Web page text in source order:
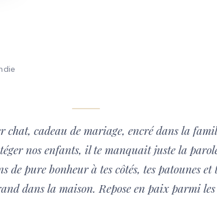
cadeau de mariage, encré dans la
nos enfants, il te manquait juste la
pure bonheur à tes côtés, tes patounes et
dans la maison. Repose en paix parmi